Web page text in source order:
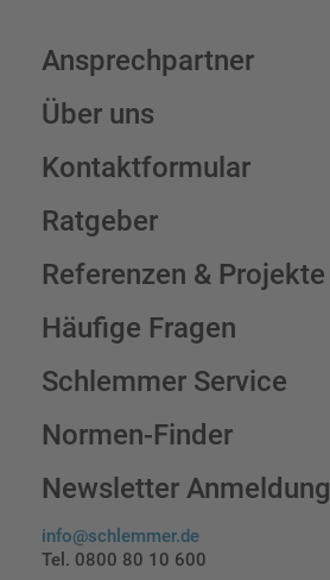
Ansprechpartner
Über uns
Kontaktformular
Ratgeber
Referenzen & Projekte
Häufige Fragen
Schlemmer Service
Normen-Finder
Newsletter Anmeldung
info@schlemmer.de
Tel. 0800 80 10 600